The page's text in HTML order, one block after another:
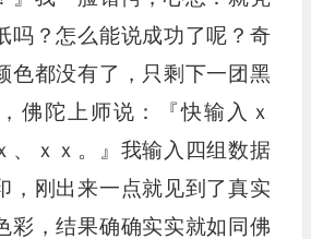
吗？怎么能说成功了呢？奇
色都没有了，只剩下一团黑
佛陀上师说：『快输入ｘ
、ｘｘ。』我输入四组数据
，刚出来一点就见到了真实
彩，结果确确实实就如同佛